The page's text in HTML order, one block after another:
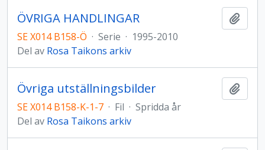
ÖVRIGA HANDLINGAR
SE X014 B158-Ö · Serie · 1995-2010
Del av Rosa Taikons arkiv
Övriga utställningsbilder
SE X014 B158-K-1-7 · Fil · Spridda år
Del av Rosa Taikons arkiv